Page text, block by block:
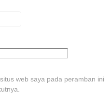
web saya pada peramban ini